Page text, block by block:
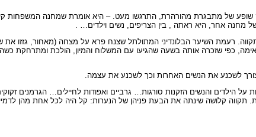
שופע של מתבגרת מהורהרת, התרגשו מעט. – היא אומרת שמחנה המשפחות
אחר, היא ראתה , בין הצריפים, נשים וילדים… .
רעמת השיער הבלונדיני המתולתל שצנח פרא על מצחה (מאחור, גזזו
כפי שזכרה אותה בשעה שהגיעו עם המשלוח והמיון, הולכת ומתרחקת
לשכנע את הנשים האחרות וכך לשכנע את עצמה.
הילדים והנשים הזקנות סורגות… גרביים ואפודות לחיילים… הגרמנים
קלושה שינתה את הבעת פניהן של הנערות: קל היה לכל אחת מהן